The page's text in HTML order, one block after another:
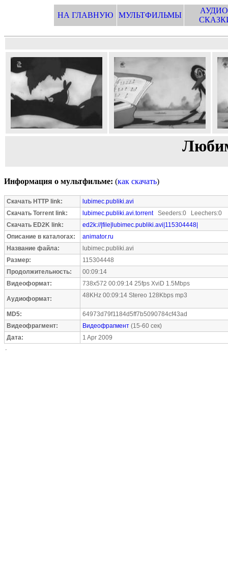
НА ГЛАВНУЮ МУЛЬТФИЛЬМЫ
Информация о мультфильме: (как скачать)
Скачать HTTP link:
lubimec.publiki.avi
Скачать Torrent link:
lubimec.publiki.avi.torrentSeeders:0 Leechers:0
Скачать ED2K link:
ed2k://|file|lubimec.publiki.avi|115304448|
Описание в каталогах:
animator.ru
Название файла:
lubimec.publiki.avi
Размер:
115304448
Продолжительность:
00:09:14
Видеоформат:
738x572 00:09:14 25fps XviD 1.5Mbps
Аудиоформат: 48KHz 00:09:14 Stereo 128Kbps mp3
MD5:
64973d79f1184d5ff7b5090784cf43ad
Видеофрагмент:
Видеофрагмент (15-60 сек)
Дата:
1 Apr 2009